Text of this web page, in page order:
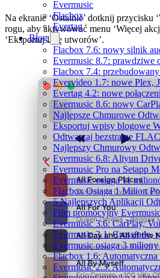
Evermusic
Flacbox
Evertag
Blog
Flacbox 7.6: nowy silnik
Evermusic 8.7: prawdziwe
Flacbox 7.4:
Evervideo 1.7: nowe Plex,
Evertag 4.2: nowe
Evermusic 8.6: nowy
Najlepsze Chmurowe
Eksportuj wpisy blogowe
Odtwarzaj bezstratne
Najlepszy Chmurowy
Evermusic 6.8: Aliyun
Evermusic Pro na Setapp
Evermusic osiąga 11
Flacbox Osiąga 1 Milion
5 Najlepszych Aplikacji
Film promocyjny
Evermusic 3.6: CarPlay,
Evermusic 3.1: Crossfade,
Evermusic osiąga 3
Flacbox 1.6:
Evermusic 2.3:
Na ekranie ‘Ostatnie’ dotknij przycisku
rogu, aby aktywować menu ‘Więcej
‘Eksportuj listę utworów’.